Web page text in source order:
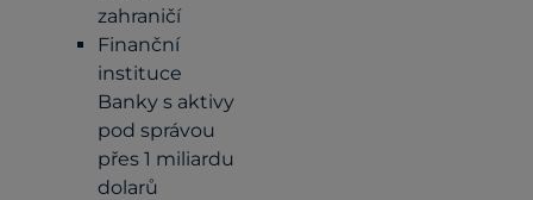
zahraničí
Finanční
instituce
Banky s aktivy
pod správou
přes 1 miliardu
dolarů